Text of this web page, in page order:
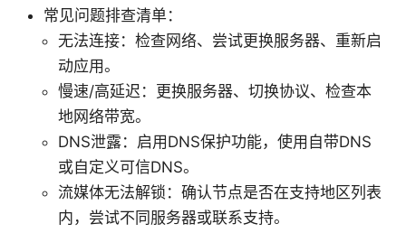
常见问题排查清单：
无法连接：检查网络、尝试更换服务器、重新启
动应用。
慢速/高延迟：更换服务器、切换协议、检查本
地网络带宽。
DNS泄露：启用DNS保护功能，使用自带DNS
或自定义可信DNS。
流媒体无法解锁：确认节点是否在支持地区列表
内，尝试不同服务器或联系支持。